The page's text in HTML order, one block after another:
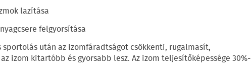
lazítása
felgyorsítása
sportolás után az izomfáradtságot csökkenti, rugalmasít,
izom kitartóbb és gyorsabb lesz. Az izom teljesítőképessége 30%-